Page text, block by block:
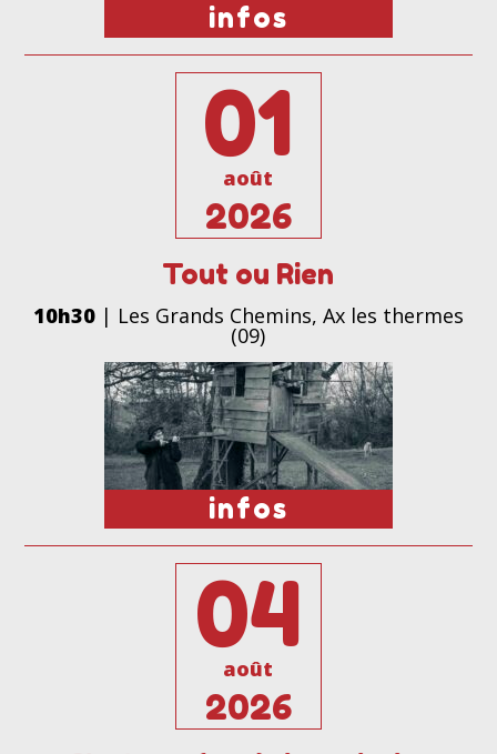
infos
01
août
2026
Tout ou Rien
10h30| Les Grands Chemins, Ax les thermes
(09)
infos
04
août
2026